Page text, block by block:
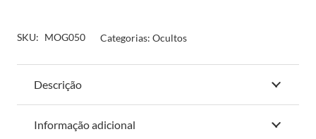
SKU: MOG050 Categorias: Ocultos
Descrição
Informação adicional